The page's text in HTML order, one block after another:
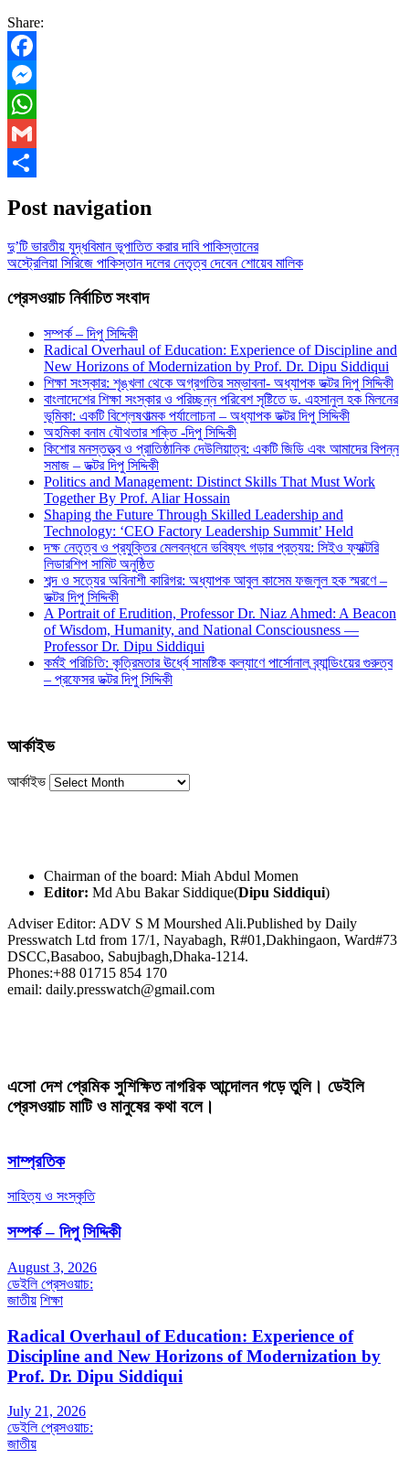
Share:
Facebook
Messenger
WhatsApp
Gmail
Post navigation
দু’টি ভারতীয় যুদ্ধবিমান ভূপাতিত করার দাবি পাকিস্তানের
অস্ট্রেলিয়া সিরিজে পাকিস্তান দলের নেতৃত্ব দেবেন শোয়েব মালিক
প্রেসওয়াচ নির্বাচিত সংবাদ
সম্পর্ক – দিপু সিদ্দিকী
Radical Overhaul of Education: Experience of Discipline and
New Horizons of Modernization by Prof. Dr. Dipu Siddiqui
শিক্ষা সংস্কার: শৃঙ্খলা থেকে অগ্রগতির সম্ভাবনা- অধ্যাপক ডক্টর দিপু সিদ্দিকী
বাংলাদেশের শিক্ষা সংস্কার ও পরিচ্ছন্ন পরিবেশ সৃষ্টিতে ড. এহসানুল হক মিলনের
ভূমিকা: একটি বিশ্লেষণাত্মক পর্যালোচনা – অধ্যাপক ডক্টর দিপু সিদ্দিকী
অহমিকা বনাম যৌথতার শক্তি -দিপু সিদ্দিকী
কিশোর মনস্তত্ত্ব ও প্রাতিষ্ঠানিক দেউলিয়াত্ব: একটি জিডি এবং আমাদের বিপন্ন
সমাজ – ডক্টর দিপু সিদ্দিকী
Politics and Management: Distinct Skills That Must Work
Together By Prof. Aliar Hossain
Shaping the Future Through Skilled Leadership and
Technology: ‘CEO Factory Leadership Summit’ Held
দক্ষ নেতৃত্ব ও প্রযুক্তির মেলবন্ধনে ভবিষ্যৎ গড়ার প্রত্যয়: সিইও ফ্যাক্টরি
লিডারশিপ সামিট অনুষ্ঠিত
শব্দ ও সত্যের অবিনাশী কারিগর: অধ্যাপক আবুল কাসেম ফজলুল হক স্মরণে –
ডক্টর দিপু সিদ্দিকী
A Portrait of Erudition, Professor Dr. Niaz Ahmed: A Beacon
of Wisdom, Humanity, and National Consciousness —
Professor Dr. Dipu Siddiqui
কর্মই পরিচিতি: কৃত্রিমতার ঊর্ধ্বে সামষ্টিক কল্যাণে পার্সোনাল ব্র্যান্ডিংয়ের গুরুত্ব
– প্রফেসর ডক্টর দিপু সিদ্দিকী
আর্কাইভ
আর্কাইভ
Chairman of the board: Miah Abdul Momen
Editor: Md Abu Bakar Siddique(Dipu Siddiqui)
Adviser Editor: ADV S M Mourshed Ali.Published by Daily
Presswatch Ltd from 17/1, Nayabagh, R#01,Dakhingaon, Ward#73
DSCC,Basaboo, Sabujbagh,Dhaka-1214.
Phones:+88 01715 854 170
email: daily.presswatch@gmail.com
এসো দেশ প্রেমিক সুশিক্ষিত নাগরিক আন্দোলন গড়ে তুলি। ডেইলি
প্রেসওয়াচ মাটি ও মানুষের কথা বলে।
সাম্প্রতিক
সাহিত্য ও সংস্কৃতি
সম্পর্ক – দিপু সিদ্দিকী
August 3, 2026
ডেইলি প্রেসওয়াচ:
জাতীয় শিক্ষা
Radical Overhaul of Education: Experience of
Discipline and New Horizons of Modernization by
Prof. Dr. Dipu Siddiqui
July 21, 2026
ডেইলি প্রেসওয়াচ:
জাতীয়